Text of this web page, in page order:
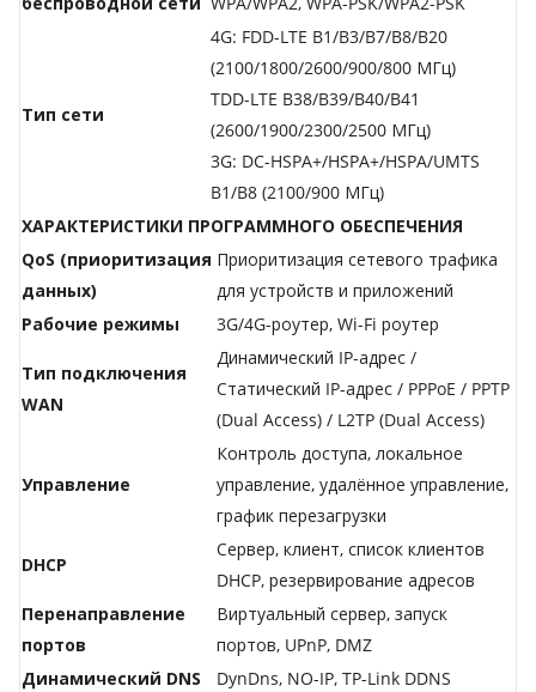
Тип сети
4G: FDD-LTE B1/B3/B7/B8/B20
(2100/1800/2600/900/800 МГц)
TDD-LTE B38/B39/B40/B41
(2600/1900/2300/2500 МГц)
3G: DC-HSPA+/HSPA+/HSPA/UMTS
B1/B8 (2100/900 МГц)
ХАРАКТЕРИСТИКИ ПРОГРАММНОГО ОБЕСПЕЧЕНИЯ
QoS (приоритизация
данных)
Приоритизация сетевого трафика
для устройств и приложений
Рабочие режимы
3G/4G-роутер, Wi-Fi роутер
Тип подключения
WAN
Динамический IP-адрес /
Статический IP-адрес / PPPoE / PPTP
(Dual Access) / L2TP (Dual Access)
Управление
Контроль доступа, локальное
управление, удалённое управление,
график перезагрузки
DHCP
Сервер, клиент, список клиентов
DHCP, резервирование адресов
Перенаправление
портов
Виртуальный сервер, запуск
портов, UPnP, DMZ
Динамический DNS
DynDns, NO-IP, TP-Link DDNS